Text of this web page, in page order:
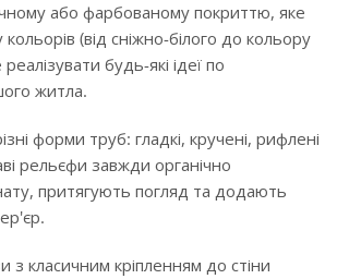
або фарбованому покриттю, яке
(від сніжно-білого до кольору
будь-які ідеї по
житла.
форми труб: гладкі, кручені, рифлені
рельєфи завжди органічно
притягують погляд та додають
з класичним кріпленням до стіни